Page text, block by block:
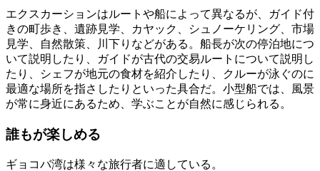
エクスカーションはルートや船によって異なるが、ガイド付
きの町歩き、遺跡見学、カヤック、シュノーケリング、市場
見学、自然散策、川下りなどがある。船長が次の停泊地につ
いて説明したり、ガイドが古代の交易ルートについて説明し
たり、シェフが地元の食材を紹介したり、クルーが泳ぐのに
最適な場所を指さしたりといった具合だ。小型船では、風景
が常に身近にあるため、学ぶことが自然に感じられる。
誰もが楽しめる
ギョコバ湾は様々な旅行者に適している。